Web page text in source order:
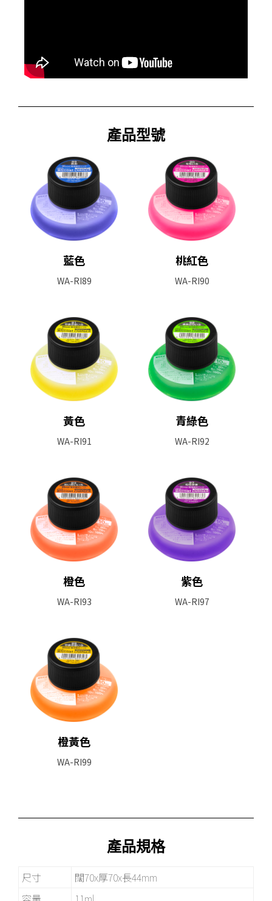
產品型號
藍色
WA-RI89
桃紅色
WA-RI90
黃色
WA-RI91
青綠色
WA-RI92
橙色
WA-RI93
紫色
WA-RI97
橙黃色
WA-RI99
產品規格
尺寸
闊70x厚70x長44mm